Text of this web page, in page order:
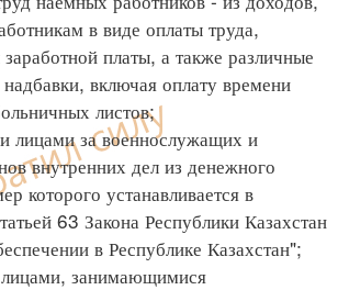
в виде оплаты труда,
платы, а также различные
включая оплату времени
листов;
за военнослужащих и
внутренних дел из денежного
которого устанавливается в
63 Закона Республики Казахстан
в Республике Казахстан";
занимающимися